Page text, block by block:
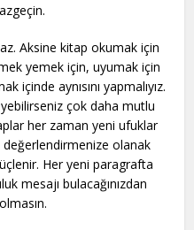
Aksine kitap okumak için
yemek için, uyumak için
içinde aynısını yapmalıyız.
çok daha mutlu
her zaman yeni ufuklar
olanak
Her yeni paragrafta
mesajı bulacağınızdan